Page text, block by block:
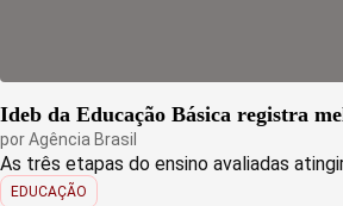
Ideb da Educação Básica registra
porAgência Brasil
As três etapas do ensino avaliadas
EDUCAÇÃO